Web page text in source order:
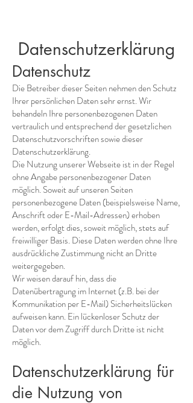
Datenschutzerklärung
Datenschutz
Die Betreiber dieser Seiten nehmen den Schutz
Ihrer persönlichen Daten sehr ernst. Wir
behandeln Ihre personenbezogenen Daten
vertraulich und entsprechend der gesetzlichen
Datenschutzvorschriften sowie dieser
Datenschutzerklärung.
Die Nutzung unserer Webseite ist in der Regel
ohne Angabe personenbezogener Daten
möglich. Soweit auf unseren Seiten
personenbezogene Daten (beispielsweise Name,
Anschrift oder E-Mail-Adressen) erhoben
werden, erfolgt dies, soweit möglich, stets auf
freiwilliger Basis. Diese Daten werden ohne Ihre
ausdrückliche Zustimmung nicht an Dritte
weitergegeben.
Wir weisen darauf hin, dass die
Datenübertragung im Internet (z.B. bei der
Kommunikation per E-Mail) Sicherheitslücken
aufweisen kann. Ein lückenloser Schutz der
Daten vor dem Zugriff durch Dritte ist nicht
möglich.
Datenschutzerklärung für
die Nutzung von